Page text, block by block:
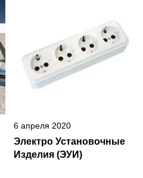
6 апреля 2020
Электро Установочные
Изделия (ЭУИ)